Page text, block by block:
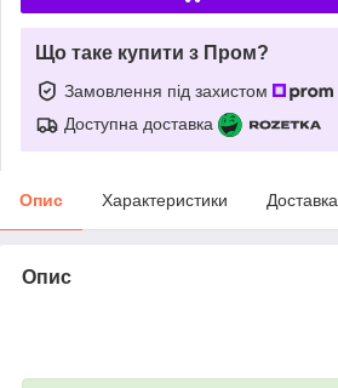
Що таке купити з Пром?
Замовлення під захистом
Доступна доставка
Опис Характеристики Доставка
Опис